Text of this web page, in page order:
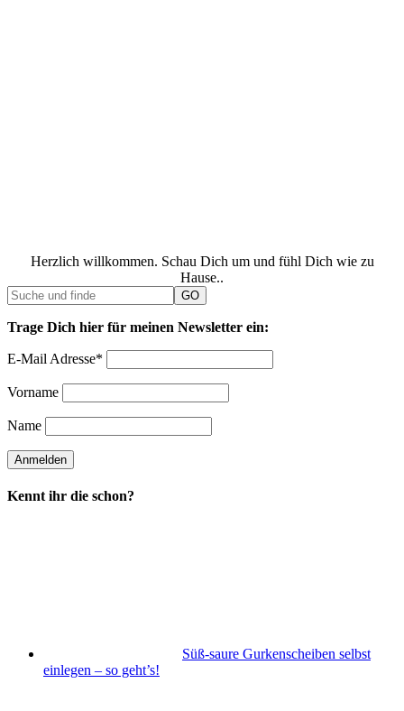
Herzlich willkommen. Schau Dich um und fühl Dich wie zu
Hause..
Trage Dich hier für meinen Newsletter ein:
E-Mail Adresse*
Vorname
Name
Kennt ihr die schon?
Süß-saure Gurkenscheiben selbst
einlegen – so geht’s!